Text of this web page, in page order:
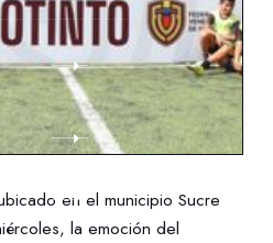
en el municipio Sucre
la emoción del